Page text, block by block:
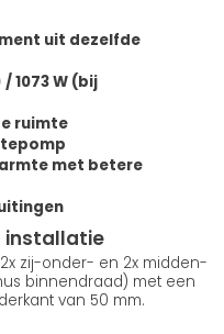
uit dezelfde
1073 W (bij
ruimte
met betere
installatie
zij-onder- en 2x midden-
binnendraad) met een
van 50 mm.